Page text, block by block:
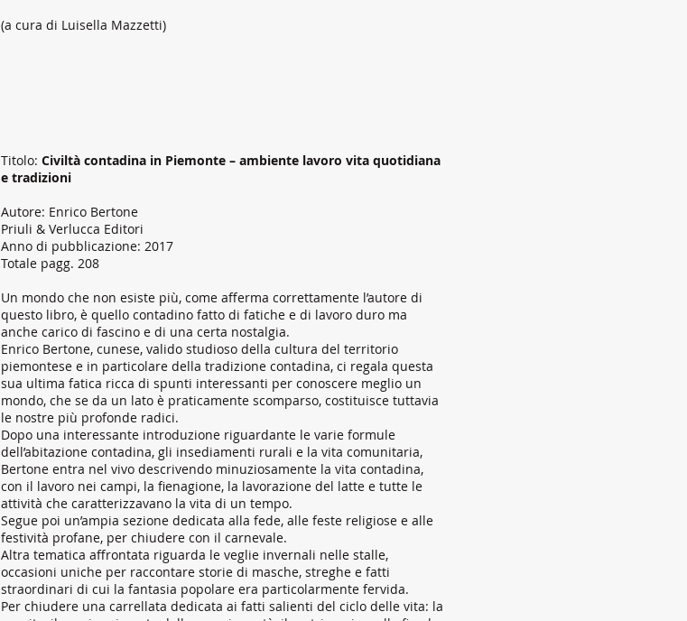
(a cura di Luisella Mazzetti)
Titolo: Civiltà contadina in Piemonte – ambiente lavoro vita quotidiana
e tradizioni
Autore: Enrico Bertone
Priuli & Verlucca Editori
Anno di pubblicazione: 2017
Totale pagg. 208
Un mondo che non esiste più, come afferma correttamente l’autore di
questo libro, è quello contadino fatto di fatiche e di lavoro duro ma
anche carico di fascino e di una certa nostalgia.
Enrico Bertone, cunese, valido studioso della cultura del territorio
piemontese e in particolare della tradizione contadina, ci regala questa
sua ultima fatica ricca di spunti interessanti per conoscere meglio un
mondo, che se da un lato è praticamente scomparso, costituisce tuttavia
le nostre più profonde radici.
Dopo una interessante introduzione riguardante le varie formule
dell’abitazione contadina, gli insediamenti rurali e la vita comunitaria,
Bertone entra nel vivo descrivendo minuziosamente la vita contadina,
con il lavoro nei campi, la fienagione, la lavorazione del latte e tutte le
attività che caratterizzavano la vita di un tempo.
Segue poi un’ampia sezione dedicata alla fede, alle feste religiose e alle
festività profane, per chiudere con il carnevale.
Altra tematica affrontata riguarda le veglie invernali nelle stalle,
occasioni uniche per raccontare storie di masche, streghe e fatti
straordinari di cui la fantasia popolare era particolarmente fervida.
Per chiudere una carrellata dedicata ai fatti salienti del ciclo delle vita: la